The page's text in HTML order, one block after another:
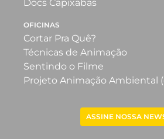
Docs Capixabas
OFICINAS
Cortar Pra Quê?
Técnicas de Animação
Sentindo o Filme
Projeto Animação Ambiental
ASSINE NOSSA